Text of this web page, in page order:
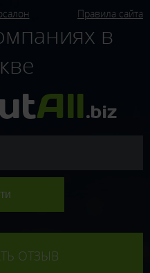
Правила сайта
в
ОТЗЫВ